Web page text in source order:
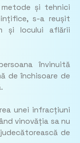
și tehnici
s-a reușit
și locului aflării
învinuită
de închisoare de
unei infracțiuni
vinovăția sa nu
de